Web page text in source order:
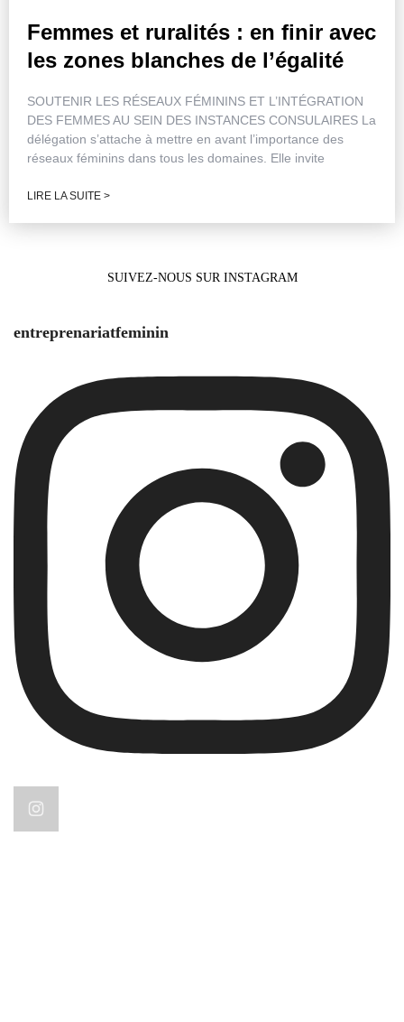
Femmes et ruralités : en finir avec
les zones blanches de l’égalité
SOUTENIR LES RÉSEAUX FÉMININS ET L’INTÉGRATION
DES FEMMES AU SEIN DES INSTANCES CONSULAIRES La
délégation s’attache à mettre en avant l’importance des
réseaux féminins dans tous les domaines. Elle invite
LIRE LA SUITE >
SUIVEZ-NOUS SUR INSTAGRAM
entreprenariatfeminin